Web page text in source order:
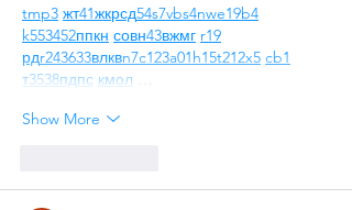
tmp3 жт41жкрсд54s7vbs4nwe19b4
k553452ппкн совн43вжмг r19
рдr243633влквn7c123a01h15t212x5 cb1
т3538пдпс кмол …
Show More